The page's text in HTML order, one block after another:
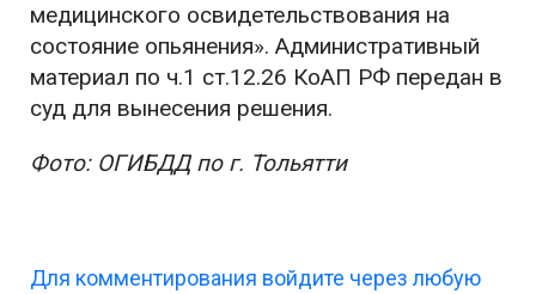
медицинского освидетельствования на
состояние опьянения». Административный
материал по ч.1 ст.12.26 КоАП РФ передан в
суд для вынесения решения.
Фото: ОГИБДД по г. Тольятти
Для комментирования войдите через любую